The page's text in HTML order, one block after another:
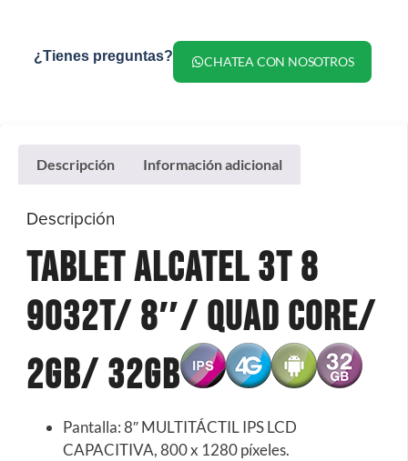
¿Tienes preguntas? CHATEA CON NOSOTROS
Descripción Información adicional
Descripción
Tablet Alcatel3T 8
9032T/ 8″/ Quad Core/
2Gb/ 32Gb
Pantalla: 8″ MULTITÁCTIL IPS LCD
CAPACITIVA, 800 x 1280 píxeles.